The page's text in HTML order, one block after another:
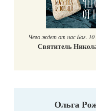
Чего ждет от нас Бог. 10
Святитель
Ольга